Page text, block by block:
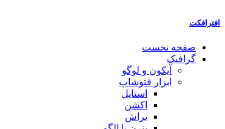
افترافکت
صفحه نخست
گرافیک
آیکون و لوگو
ابزار فتوشاپ
استایل
اکشن
براش